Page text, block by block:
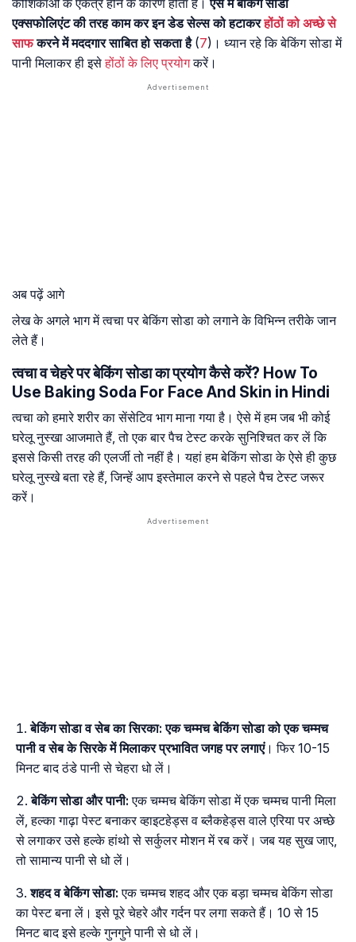
कोशिकाओं के एकत्र होने के कारण होता है।ऐसे में बेकिंग सोडा
एक्सफोलिएंट की तरह काम कर इन डेड सेल्स को हटाकरहोंठों को अच्छे से
साफकरने में मददगार साबित हो सकता है(7)। ध्यान रहे कि बेकिंग सोडा में
पानी मिलाकर ही इसेहोंठों के लिए प्रयोगकरें।
अब पढ़ें आगे
लेख के अगले भाग में त्वचा पर बेकिंग सोडा को लगाने के विभिन्न तरीके जान
लेते हैं।
त्वचा व चेहरे पर बेकिंग सोडा का प्रयोग कैसे करें? How To
Use Baking Soda For Face And Skin in Hindi
त्वचा को हमारे शरीर का सेंसेटिव भाग माना गया है। ऐसे में हम जब भी कोई
घरेलू नुस्खा आजमाते हैं, तो एक बार पैच टेस्ट करके सुनिश्चित कर लें कि
इससे किसी तरह की एलर्जी तो नहीं है। यहां हम बेकिंग सोडा के ऐसे ही कुछ
घरेलू नुस्खे बता रहे हैं, जिन्हें आप इस्तेमाल करने से पहले पैच टेस्ट जरूर
करें।
बेकिंग सोडा व सेब का सिरका: एक चम्मच बेकिंग सोडा को एक चम्मच
पानी व सेब के सिरके में मिलाकर प्रभावित जगह पर लगाएं। फिर 10-15
मिनट बाद ठंडे पानी से चेहरा धो लें।
बेकिंग सोडा और पानी: एक चम्मच बेकिंग सोडा में एक चम्मच पानी मिला
लें, हल्का गाढ़ा पेस्ट बनाकर व्हाइटहेड्स व ब्लैकहेड्स वाले एरिया पर अच्छे
से लगाकर उसे हल्के हांथो से सर्कुलर मोशन में रब करें। जब यह सुख जाए,
तो सामान्य पानी से धो लें।
शहद व बेकिंग सोडा: एक चम्मच शहद और एक बड़ा चम्मच बेकिंग सोडा
का पेस्ट बना लें। इसे पूरे चेहरे और गर्दन पर लगा सकते हैं। 10 से 15
मिनट बाद इसे हल्के गुनगुने पानी से धो लें।